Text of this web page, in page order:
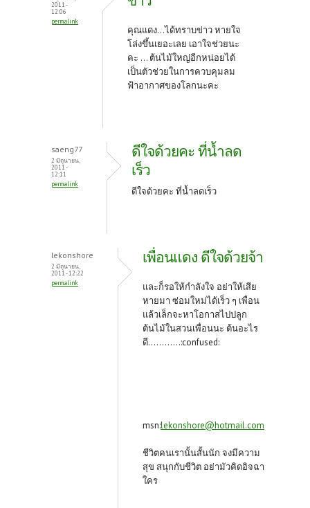
2011 -
12:06
permalink
คุณแดง...ได้ทราบข่าว หายใจ
โล่งขึ้นเยอะเลย เอาใจช่วยนะ
คะ ... ต้นไม้ใหญ่อีกหน่อยได้
เป็นตัวช่วยในการควบคุมลม
ฟ้าอากาศของโลกนะคะ
saeng77
2 มิถุนายน,
2011 -
12:11
permalink
ดีใจด้วยคะ ที่น้ำลด
เร็ว
ดีใจด้วยคะ ที่น้ำลดเร็ว
lekonshore
2 มิถุนายน,
2011 - 12:22
permalink
เพื่อนแดง ดีใจด้วยจ้า
และก็รอให้กำลังใจ อย่าให้เสีย
หายมา ซ่อมใหม่ได้เร็ว ๆ เพื่อน
แล้วเล็กจะหาโอกาสไปปลูก
ต้นไม้ในสวนเพื่อนนะ ต้นอะไร
ดี............:confused:
msn:lekonshore@hotmail.com
ชีวิตคนเรานั้นสั้นนัก จงมีความ
สุข สนุกกับชีวิต อย่ามัวคิดอิจฉา
ใคร